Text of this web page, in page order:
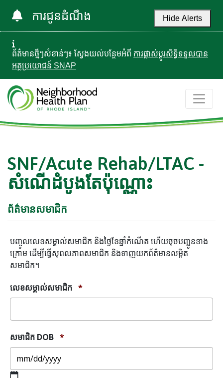
ការជូនដំណឹង Hide Alerts
ព័ត៌មានថ្មីៗសំខាន់ៗ៖ ស្វែងយល់បន្ថែមអំពី ការផ្លាស់ប្តូរសិទ្ធិទទួលបាន
អត្ថប្រយោជន៍ SNAP
SNF/Acute Rehab/LTAC -
សំណើដំបូងតែប៉ុណ្ណោះ
ព័ត៌មានសមាជិក
បញ្ចូលលេខសម្គាល់សមាជិក និងថ្ងៃខែឆ្នាំកំណើត ហើយចុចបញ្ជូនខាង
ក្រោម ដើម្បីធ្វើសុពលភាពសមាជិក និងទាញយកព័ត៌មានលម្អិត
សមាជិក។
លេខសម្គាល់សមាជិក *
សមាជិក DOB *